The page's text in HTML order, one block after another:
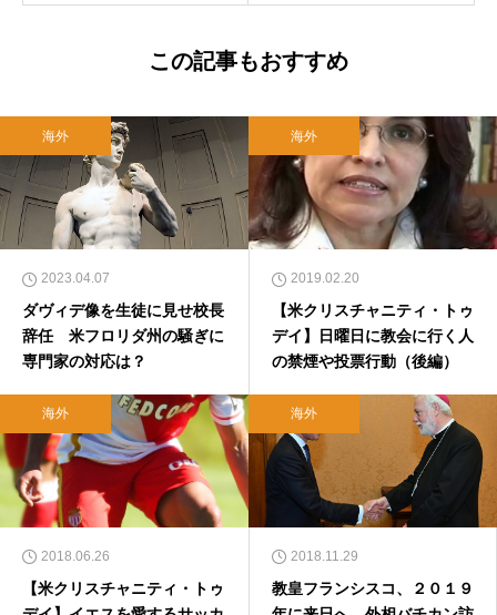
この記事もおすすめ
海外
2023.04.07
ダヴィデ像を生徒に見せ校長
辞任 米フロリダ州の騒ぎに
専門家の対応は？
海外
2019.02.20
【米クリスチャニティ・トゥ
デイ】日曜日に教会に行く人
の禁煙や投票行動（後編）
海外
2018.06.26
【米クリスチャニティ・トゥ
海外
2018.11.29
教皇フランシスコ、２０１９